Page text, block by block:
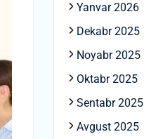
Yanvar 2026
Dekabr 2025
Noyabr 2025
Oktabr 2025
Sentabr 2025
Avgust 2025